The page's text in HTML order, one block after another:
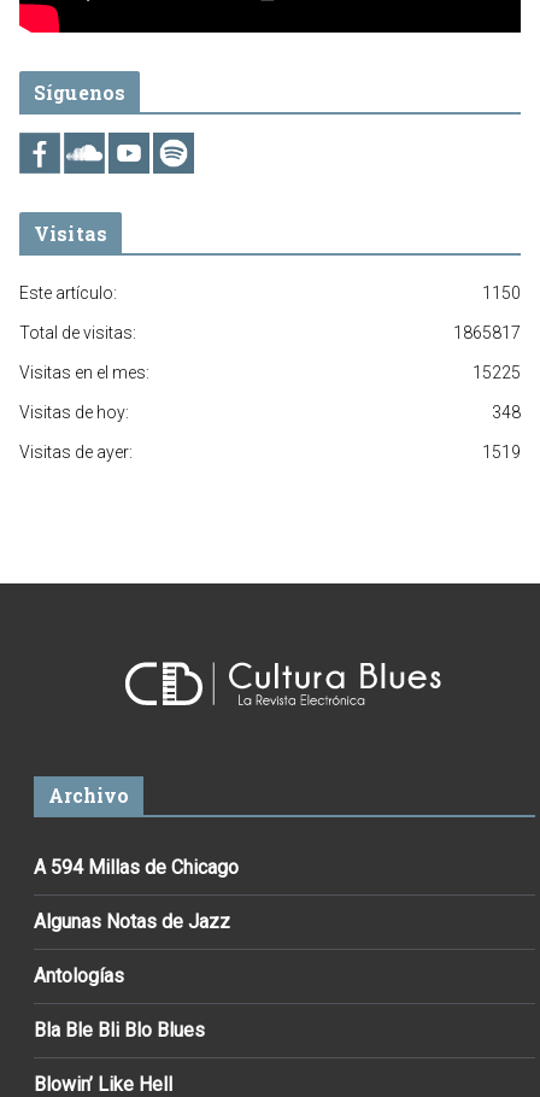
Síguenos
Visitas
1150
Este artículo:
1865817
Total de visitas:
15225
Visitas en el mes:
348
Visitas de hoy:
1519
Visitas de ayer:
Archivo
A 594 Millas de Chicago
Algunas Notas de Jazz
Antologías
Bla Ble Bli Blo Blues
Blowin’ Like Hell